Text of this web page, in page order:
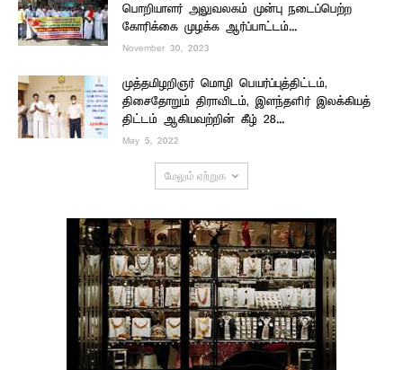
பொறியாளர் அலுவலகம் முன்பு நடைப்பெற்ற
கோரிக்கை முழக்க ஆர்ப்பாட்டம்...
November 30, 2023
முத்தமிழறிஞர் மொழி பெயர்ப்புத்திட்டம்,
திசைதோறும் திராவிடம், இளந்தளிர் இலக்கியத்
திட்டம் ஆகியவற்றின் கீழ் 28...
May 5, 2022
மேலும் ஏற்றுக